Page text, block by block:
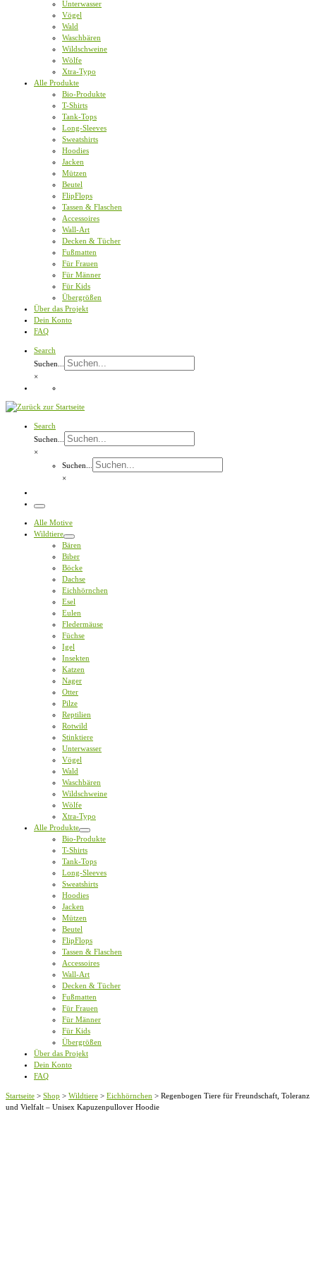
Unterwasser
Vögel
Wald
Waschbären
Wildschweine
Wölfe
Xtra-Typo
Alle Produkte
Bio-Produkte
T-Shirts
Tank-Tops
Long-Sleeves
Sweatshirts
Hoodies
Jacken
Mützen
Beutel
FlipFlops
Tassen & Flaschen
Accessoires
Wall-Art
Decken & Tücher
Fußmatten
Für Frauen
Für Männer
Für Kids
Übergrößen
Über das Projekt
Dein Konto
FAQ
Search
Suchen...
×
Search
Suchen...
×
Suchen...
×
Menü
Alle Motive
Wildtiere
Bären
Biber
Böcke
Dachse
Eichhörnchen
Esel
Eulen
Fledermäuse
Füchse
Igel
Insekten
Katzen
Nager
Otter
Pilze
Reptilien
Rotwild
Stinktiere
Unterwasser
Vögel
Wald
Waschbären
Wildschweine
Wölfe
Xtra-Typo
Alle Produkte
Bio-Produkte
T-Shirts
Tank-Tops
Long-Sleeves
Sweatshirts
Hoodies
Jacken
Mützen
Beutel
FlipFlops
Tassen & Flaschen
Accessoires
Wall-Art
Decken & Tücher
Fußmatten
Für Frauen
Für Männer
Für Kids
Übergrößen
Über das Projekt
Dein Konto
FAQ
Startseite > Shop > Wildtiere > Eichhörnchen > Regenbogen Tiere für Freundschaft, Toleranz
und Vielfalt – Unisex Kapuzenpullover Hoodie